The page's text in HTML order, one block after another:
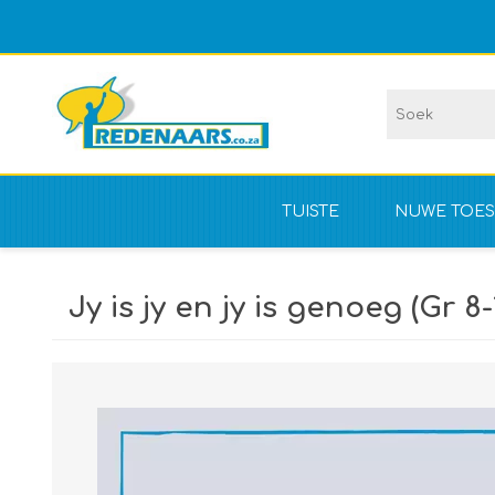
TUISTE NUWE
Jy is jy en jy is genoeg (Gr 8-